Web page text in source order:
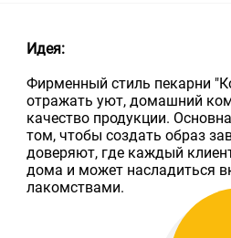
Идея:
Фирменный стиль пекарни
отражать уют, домашний
качество продукции.
том, чтобы создать образ
доверяют, где каждый
дома и может насладиться
лакомствами.